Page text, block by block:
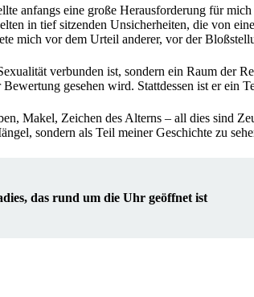
anfangs eine große Herausforderung für
in tief sitzenden Unsicherheiten, die von
mich vor dem Urteil anderer, vor der
verbunden ist, sondern ein Raum der
gesehen wird. Stattdessen ist er ein
Makel, Zeichen des Alterns – all dies sind
sondern als Teil meiner Geschichte zu
das rund um die Uhr geöffnet ist